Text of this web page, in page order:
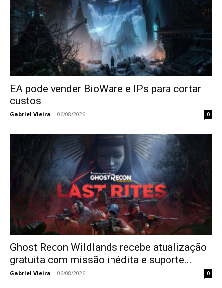
EA pode vender BioWare e IPs para cortar
custos
Gabriel Vieira - 06/08/2026 0
Ghost Recon Wildlands recebe atualização
gratuita com missão inédita e suporte...
Gabriel Vieira - 06/08/2026 0